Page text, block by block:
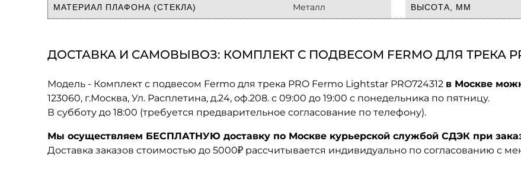
МАТЕРИАЛ ПЛАФОНА (СТЕКЛА) Металл ВЫСОТА, ММ
ДОСТАВКА И САМОВЫВОЗ: КОМПЛЕКТ С ПОДВЕСОМ FERMO ДЛЯ ТРЕКА PRO
Модель - Комплект с подвесом Fermo для трека PRO Fermo Lightstar PRO724312 в Москве
123060, г.Москва, Ул. Расплетина, д.24, оф.208. с 09:00 до 19:00 с понедельника по пятницу.
В субботу до 18:00 (требуется предварительное согласование по телефону).
Мы осуществляем БЕСПЛАТНУЮ доставку по Москве курьерской службой СДЭК при
Доставка заказов стоимостью до 5000₽ рассчитывается индивидуально по согласованию с